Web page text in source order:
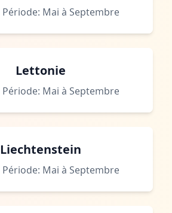
Meilleure Période: Mai à Septembre
Lettonie
Meilleure Période: Mai à Septembre
Liechtenstein
Meilleure Période: Mai à Septembre